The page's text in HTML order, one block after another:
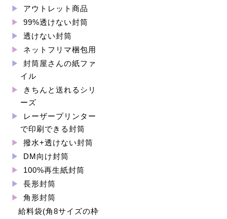
アウトレット商品
99%透けない封筒
透けない封筒
ネットフリマ梱包用
封筒屋さんの紙ファ
イル
きちんと送れるシリ
ーズ
レーザープリンター
で印刷できる封筒
撥水+透けない封筒
DM向け封筒
100%再生紙封筒
長形封筒
角形封筒
給料袋(角8サイズの枠